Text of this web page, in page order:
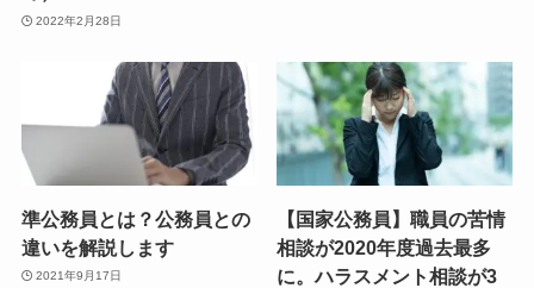
2022年2月28日
準公務員とは？公務員との
違いを解説します
2021年9月17日
【国家公務員】職員の苦情
相談が2020年度過去最多
に。ハラスメント相談が3